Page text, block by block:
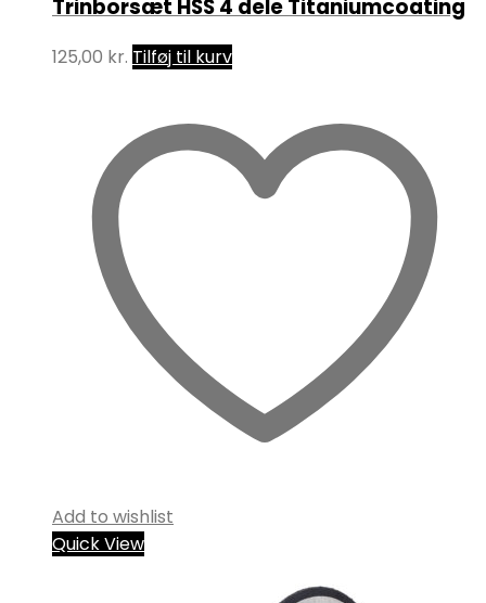
Trinborsæt HSS 4 dele Titaniumcoating
125,00 kr. Tilføj til kurv
Add to wishlist
Quick View